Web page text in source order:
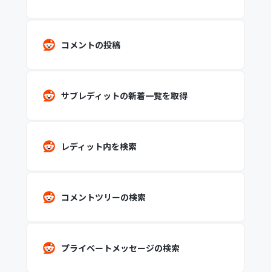
コメントの投稿
サブレディットの新着一覧を取得
レディット内を検索
コメントツリーの検索
プライベートメッセージの検索